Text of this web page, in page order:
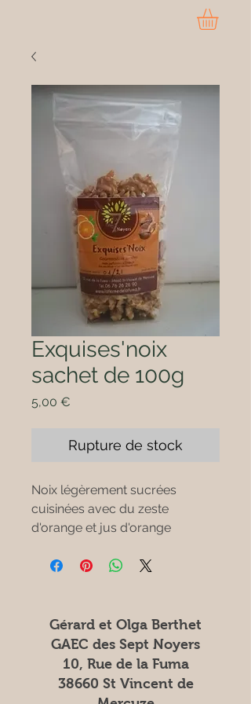
Exquises'noix
sachet de 100g
5,00 €
Rupture de stock
Noix légèrement sucrées
cuisinées avec du zeste
d'orange et jus d'orange
Ingrédients : Noix et oranges
Gérard et Olga Berthet
GAEC des Sept Noyers
10, Rue de la Fuma
38660 St Vincent de